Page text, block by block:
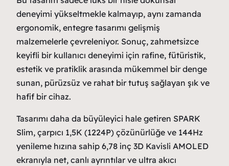
deneyimi yükseltmekle kalmayıp, aynı zamanda
ergonomik, entegre tasarımı gelişmiş
malzemelerle çevreleniyor. Sonuç, zahmetsizce
keyifli bir kullanıcı deneyimi için rafine, fütüristik,
estetik ve pratiklik arasında mükemmel bir denge
sunan, pürüzsüz ve rahat bir tutuş sağlayan şık ve
hafif bir cihaz.
Tasarımı daha da büyüleyici hale getiren SPARK
Slim, çarpıcı 1,5K (1224P) çözünürlüğe ve 144Hz
yenileme hızına sahip 6,78 inç 3D Kavisli AMOLED
ekranıyla net, canlı ayrıntılar ve ultra akıcı